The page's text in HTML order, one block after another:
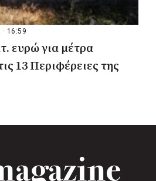
16:59
ευρώ για μέτρα
13 Περιφέρειες της